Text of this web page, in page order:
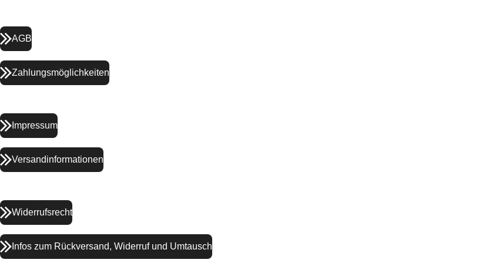
AGB
Zahlungsmöglichkeiten
Impressum
Versandinformationen
Widerrufsrecht
Infos zum Rückversand, Widerruf und Umtausch